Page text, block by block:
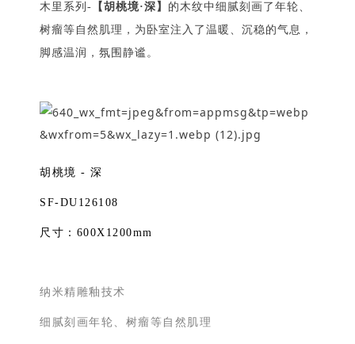
木里系列- 【胡桃境·深】 的木纹中细腻刻画了年轮、
树瘤等自然肌理，为卧室注入了温暖、沉稳的气息，
脚感温润，氛围静谧。
胡桃境 - 深
SF-DU126108
尺寸：600X1200mm
纳米精雕釉技术
细腻刻画年轮、树瘤等自然肌理